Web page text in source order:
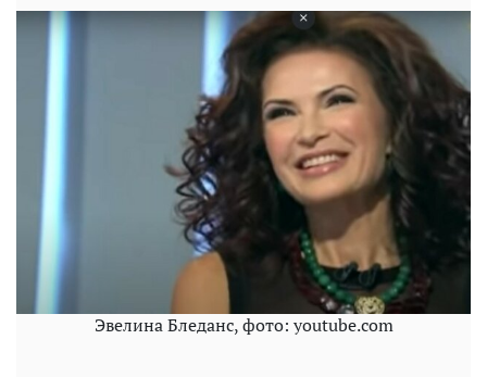
Эвелина Бледанс, фото: youtube.com